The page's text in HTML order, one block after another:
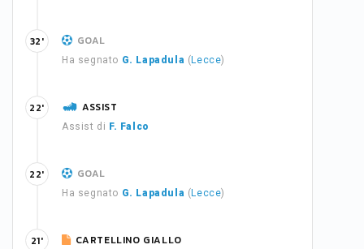
GOAL
Ha segnato G. Lapadula ( Lecce)
32'
ASSIST
Assist di F. Falco
22'
GOAL
Ha segnato G. Lapadula ( Lecce)
22'
CARTELLINO GIALLO
21'